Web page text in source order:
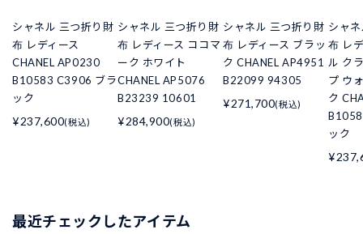
シャネル 三つ折り財
布 レディース
CHANEL AP0230
B10583 C3906 ブラ
ック
¥237,600(税込)
シャネル 三つ折り財
布 レディース ココマ
ーク ホワイト
CHANEL AP5076
B23239 10601
¥284,900(税込)
シャネル 三つ折り財
布 レディース ブラッ
ク CHANEL AP4951
B22099 94305
¥271,700(税込)
シャ
布 レ
ル ク
プ ウ
ク
ック
最近チェックしたアイテム